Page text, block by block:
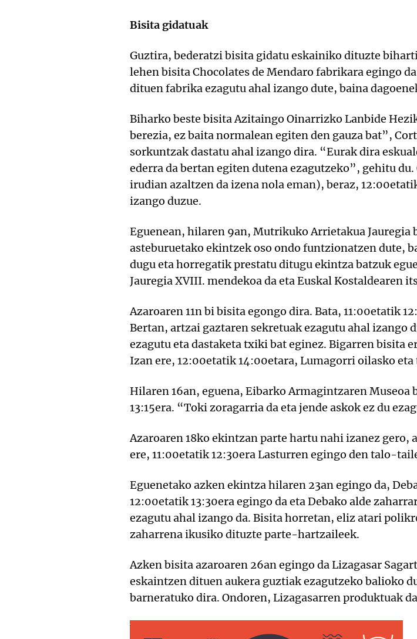
Bisita gidatuak
Guztira, bederatzi bisita gidatu eskainiko dituzte
lehen bisita Chocolates de Mendaro fabrikara egingo
dituen fabrika ezagutu ahal izango dute, baina
Biharko beste bisita Azitaingo Oinarrizko Lanbide
berezia, ez baita normalean egiten den gauza bat”,
sorkuntzak dastatu ahal izango dira. “Eurak dira
ederra da bertan egiten dutena ezagutzeko”, gehitu
irudian azaltzen da izena nola eman), beraz,
izango duzue.
Eguenean, hilaren 9an, Mutrikuko Arrietakua Jauregia
asteburuetako ekintzek oso ondo funtzionatzen dute,
dugu eta horregatik prestatu ditugu ekintza batzuk
Jauregia XVIII. mendekoa da eta Euskal Kostaldearen
Azaroaren 11n bi bisita egongo dira. Bata, 11:00etatik
Bertan, artzai gaztaren sekretuak ezagutu ahal izango
ezagutu eta dastaketa txiki bat eginez. Bigarren bisita
Izan ere, 12:00etatik 14:00etara, Lumagorri oilasko
Hilaren 16an, eguena, Eibarko Armagintzaren
13:15era. “Toki zoragarria da eta jende askok ez du
Azaroaren 18ko ekintzan parte hartu nahi izanez
ere, 11:00etatik 12:30era Lasturren egingo den talo-
Eguenetako azken ekintza hilaren 23an egingo da,
12:00etatik 13:30era egingo da eta Debako alde
ezagutu ahal izango da. Bisita horretan, eliz atari
zaharrena ikusiko dituzte parte-hartzaileek.
Azken bisita azaroaren 26an egingo da Lizagasar
eskaintzen dituen aukera guztiak ezagutzeko balioko
barneratuko dira. Ondoren, Lizagasarren produktuak